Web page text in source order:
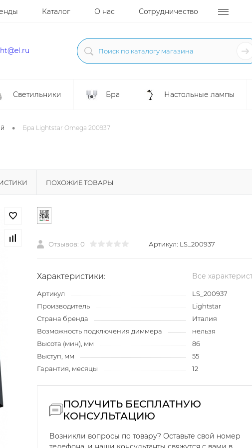
Каталог О нас Сотрудничество
Светильники Бра Настольные лампы
• Бра Lightstar Omega 200937
ПОХОЖИЕ ТОВАРЫ
Отзывов: 0 Артикул: LS_200937
Характеристики: Все
Артикул
LS_200937
Производитель
Lightstar
Страна бренда
Италия
Возможность подключения диммера
нельзя
Высота (мин), мм
86
Выступ, мм
55
Гарантия, месяцы
12
ПОЛУЧИТЬ БЕСПЛАТНУЮ
КОНСУЛЬТАЦИЮ
Возникли вопросы по товару? Оставьте свой номер